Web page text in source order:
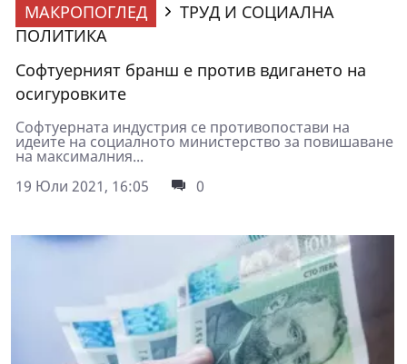
МАКРОПОГЛЕД
ТРУД И СОЦИАЛНА
ПОЛИТИКА
Софтуерният бранш е против вдигането на
осигуровките
Софтуерната индустрия се противопостави на
идеите на социалното министерство за повишаване
на максималния...
19 Юли 2021, 16:05
0